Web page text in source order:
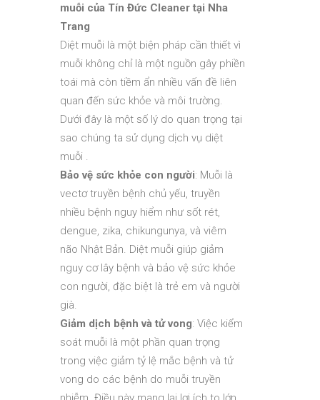
muỗi của Tín Đức Cleaner tại Nha
Trang
Diệt muỗi là một biện pháp cần thiết vì
muỗi không chỉ là một nguồn gây phiền
toái mà còn tiềm ẩn nhiều vấn đề liên
quan đến sức khỏe và môi trường.
Dưới đây là một số lý do quan trọng tại
sao chúng ta sử dụng dịch vụ diệt
muỗi .
Bảo vệ sức khỏe con người: Muỗi là
vectơ truyền bệnh chủ yếu, truyền
nhiều bệnh nguy hiểm như sốt rét,
dengue, zika, chikungunya, và viêm
não Nhật Bản. Diệt muỗi giúp giảm
nguy cơ lây bệnh và bảo vệ sức khỏe
con người, đặc biệt là trẻ em và người
già.
Giảm dịch bệnh và tử vong: Việc kiểm
soát muỗi là một phần quan trọng
trong việc giảm tỷ lệ mắc bệnh và tử
vong do các bệnh do muỗi truyền